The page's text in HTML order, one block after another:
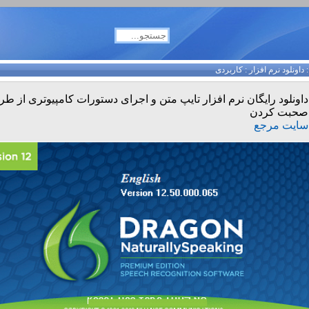
داونلود نرم افزار:کاربردی
داونلود رایگان نرم افزار تایپ متن و اجرای دستورات کامپیوتری از
صحبت کردن
سایت مرجع